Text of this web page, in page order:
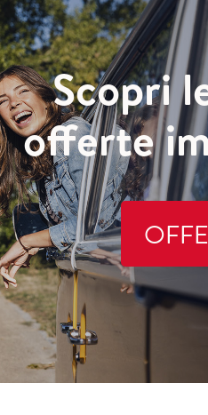
Scopri
offerte